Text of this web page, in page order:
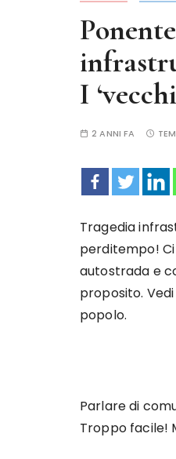
I
2 ANNI FA
Tragedia
perditempo!
autostrada e
proposito.
popolo.
Parlare di
Troppo facile!